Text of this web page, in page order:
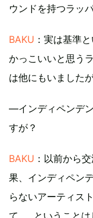
ウンドを持つラッ
BAKU ：実は基準
かっこいいと思う
は他にもいました
―インディペンデ
すが？
BAKU ：以前から
果、インディペン
らないアーティス
て……ということは